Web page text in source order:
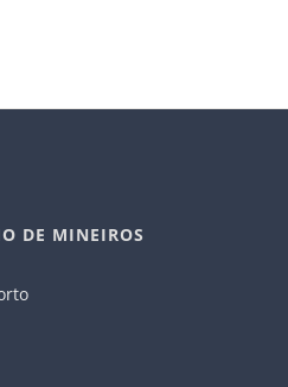
DE MINEIROS